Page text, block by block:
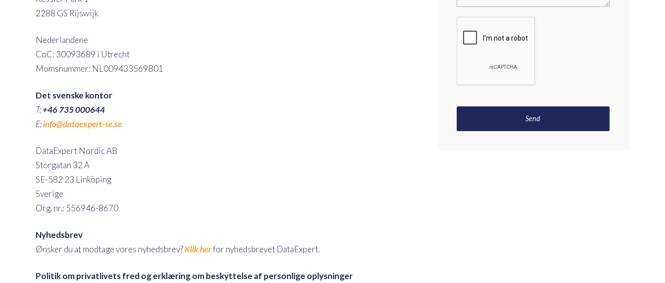
2288 GS Rijswijk
Nederlandene
CoC: 30093689 i Utrecht
Momsnummer: NL009433569B01
Det svenske kontor
T:+46 735 000644
E:info@dataexpert-se.se
DataExpert Nordic AB
Storgatan 32 A
SE-582 23 Linköping
Sverige
Org. nr.: 556946-8670
Nyhedsbrev
Ønsker du at modtage vores nyhedsbrev?Klik herfor nyhedsbrevet DataExpert.
Politik om privatlivets fred og erklæring om beskyttelse af personlige oplysninger